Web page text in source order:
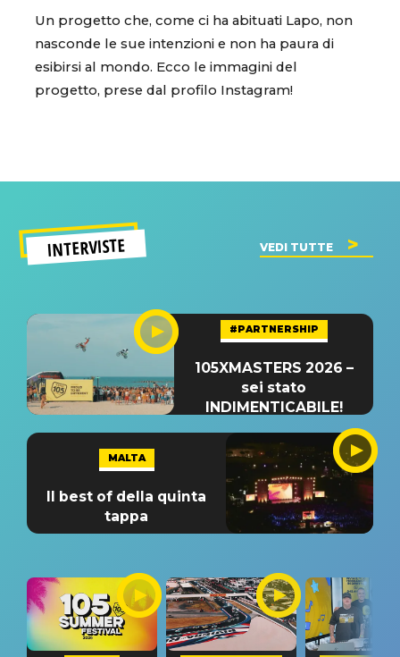
Un progetto che, come ci ha abituati Lapo, non
nasconde le sue intenzioni e non ha paura di
esibirsi al mondo. Ecco le immagini del
progetto, prese dal profilo Instagram!
INTERVISTE VEDI TUTTE
#PARTNERSHIP
105XMASTERS 2026 –
sei stato
INDIMENTICABILE!
MALTA
Il best of della quinta
tappa